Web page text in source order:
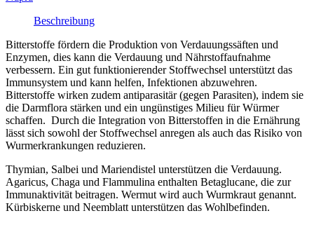
Beschreibung
Bitterstoffe fördern die Produktion von Verdauungssäften und
Enzymen, dies kann die Verdauung und Nährstoffaufnahme
verbessern. Ein gut funktionierender Stoffwechsel unterstützt das
Immunsystem und kann helfen, Infektionen abzuwehren.
Bitterstoffe wirken zudem antiparasitär (gegen Parasiten), indem sie
die Darmflora stärken und ein ungünstiges Milieu für Würmer
schaffen. Durch die Integration von Bitterstoffen in die Ernährung
lässt sich sowohl der Stoffwechsel anregen als auch das Risiko von
Wurmerkrankungen reduzieren.
Thymian, Salbei und Mariendistel unterstützen die Verdauung.
Agaricus, Chaga und Flammulina enthalten Betaglucane, die zur
Immunaktivität beitragen. Wermut wird auch Wurmkraut genannt.
Kürbiskerne und Neemblatt unterstützen das Wohlbefinden.